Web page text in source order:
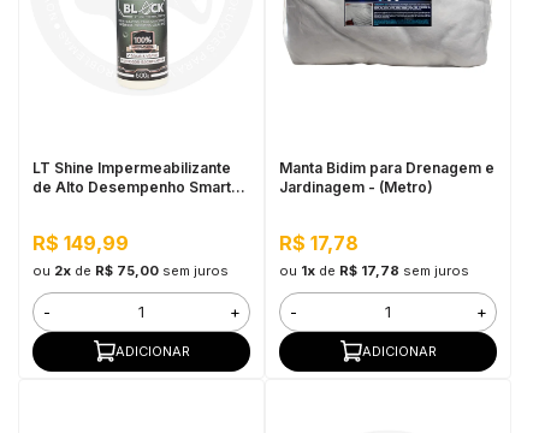
LT Shine Impermeabilizante
de Alto Desempenho Smart
R$ 149,99
ou 2xde R$ 75,00 sem juros
- +
ADICIONAR
Manta Bidim para Drenagem e
Jardinagem - (Metro)
R$ 17,78
ou 1xde R$ 17,78 sem juros
- +
ADICIONAR